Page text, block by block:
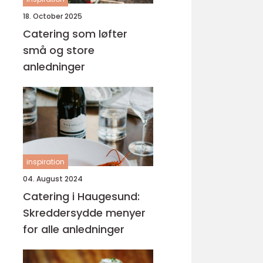
18. October 2025
Catering som løfter
små og store
anledninger
inspiration
04. August 2024
Catering i Haugesund:
Skreddersydde menyer
for alle anledninger